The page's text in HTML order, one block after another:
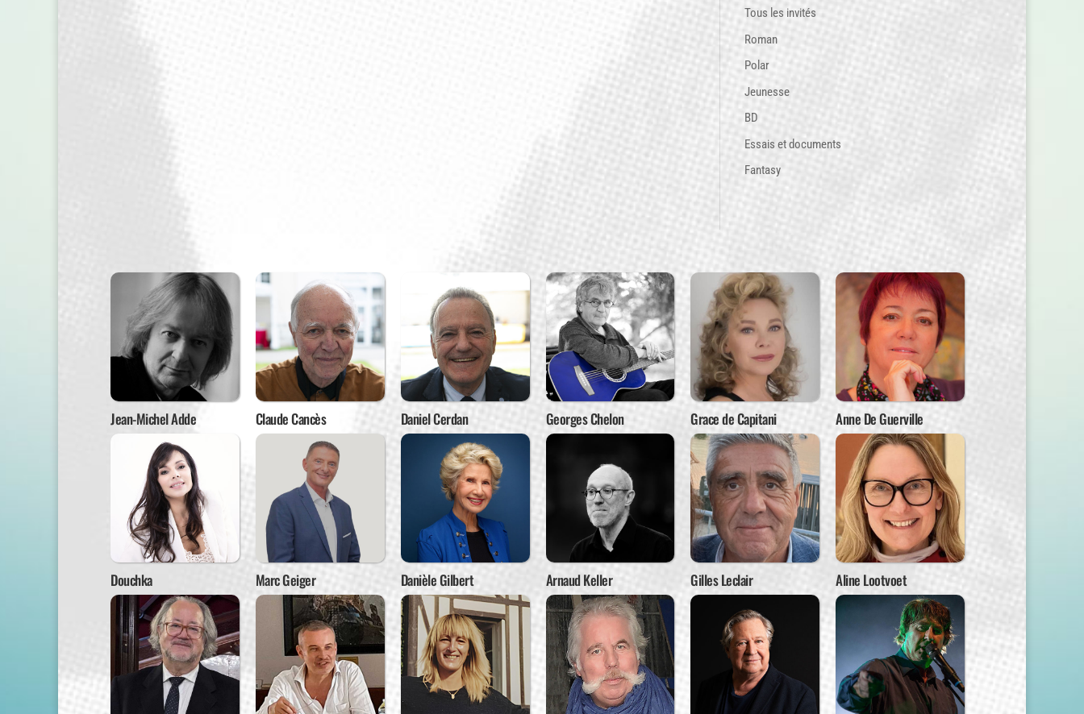
Tous les invités
Roman
Polar
Jeunesse
BD
Essais et documents
Fantasy
Jean-Michel Adde Claude Cancès Daniel Cerdan Georges Chelon Grace de Capitani Anne De Guerville
Douchka Marc Geiger Danièle Gilbert Arnaud Keller Gilles Leclair Aline Lootvoet